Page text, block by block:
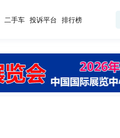
二手车 投诉平台 排行榜